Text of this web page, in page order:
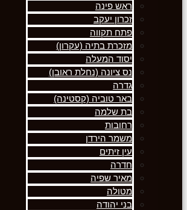
ראש פינה
זכרון יעקב
פתח תקווה
מזכרת בתיה (עקרון)
יסוד המעלה
נס ציונה (נחלת ראובן)
גדרה
באר טוביה (קסטינה)
בת שלמה
רחובות
משמר הירדן
עין זיתים
חדרה
מאיר שפיה
מטולה
בני יהודה